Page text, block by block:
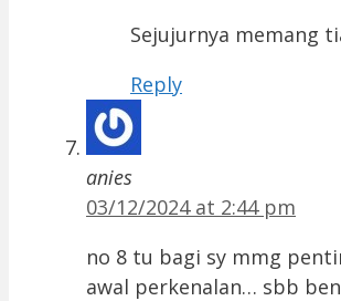
Sejujurnya memang
Reply
anies
03/12/2024 at 2:44 pm
no 8 tu bagi sy mmg
awal perkenalan… sbb